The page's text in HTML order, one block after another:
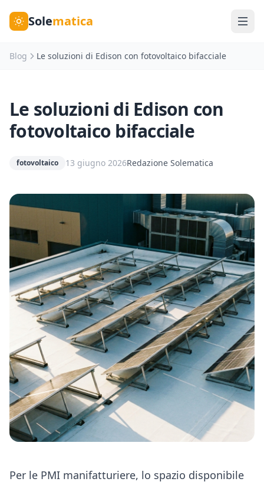
Solematica
Blog Le soluzioni di Edison con fotovoltaico bifacciale
Le soluzioni di Edison con
fotovoltaico bifacciale
fotovoltaico 13 giugno 2026Redazione Solematica
Per le PMI manifatturiere, lo spazio disponibile